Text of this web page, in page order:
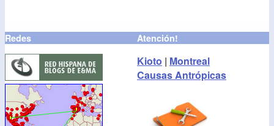
Redes Atención!
Kioto | Montreal
Causas Antrópicas